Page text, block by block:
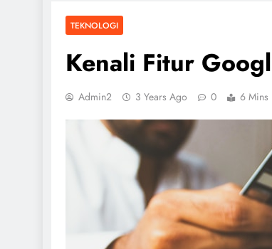
TEKNOLOGI
Kenali Fitur
Admin2 3 Years Ago 0 6 Mins